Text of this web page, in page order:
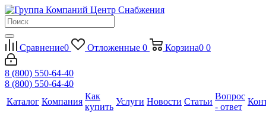
Сравнение0 Отложенные 0 Корзина0 0
8 (800) 550-64-40
8 (800) 550-64-40
Каталог Компания
Как
купить
Услуги Новости Статьи
Вопрос
- ответ